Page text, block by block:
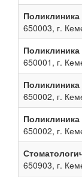
Поликлиника
650003, г.
Поликлиника
650001, г.
Поликлиника
650002, г.
Поликлиника
650002, г.
650903, г.